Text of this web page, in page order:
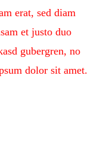
erat, sed diam
et justo duo
gubergren, no
dolor sit amet.